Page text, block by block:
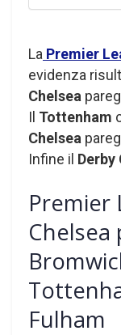
La Premier
evidenza
Chelsea
Il Tottenham
Chelsea
Infine il Derby
Premier
Chelsea
Fulham